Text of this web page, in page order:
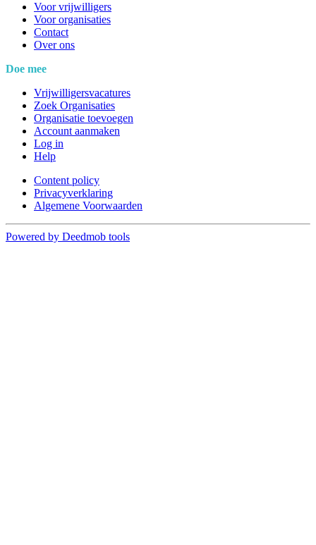
Voor vrijwilligers
Voor organisaties
Contact
Over ons
Doe mee
Vrijwilligersvacatures
Zoek Organisaties
Organisatie toevoegen
Account aanmaken
Log in
Help
Content policy
Privacyverklaring
Algemene Voorwaarden
Powered by Deedmob tools